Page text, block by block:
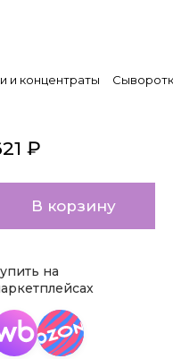
и концентраты
₽
В корзину
на